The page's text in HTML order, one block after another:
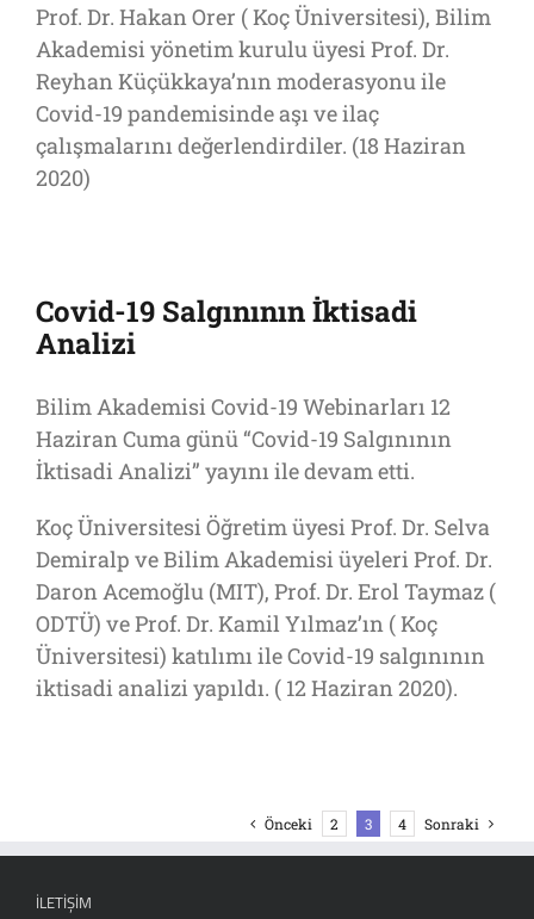
Prof. Dr. Hakan Orer ( Koç Üniversitesi), Bilim
Akademisi yönetim kurulu üyesi Prof. Dr.
Reyhan Küçükkaya’nın moderasyonu ile
Covid-19 pandemisinde aşı ve ilaç
çalışmalarını değerlendirdiler. (18 Haziran
2020)
Covid-19 Salgınının İktisadi
Analizi
Bilim Akademisi Covid-19 Webinarları 12
Haziran Cuma günü “Covid-19 Salgınının
İktisadi Analizi” yayını ile devam etti.
Koç Üniversitesi Öğretim üyesi Prof. Dr. Selva
Demiralp ve Bilim Akademisi üyeleri Prof. Dr.
Daron Acemoğlu (MIT), Prof. Dr. Erol Taymaz (
ODTÜ) ve Prof. Dr. Kamil Yılmaz’ın ( Koç
Üniversitesi) katılımı ile Covid-19 salgınının
iktisadi analizi yapıldı. ( 12 Haziran 2020).
Önceki 2 3 4 Sonraki
İLETIŞIM